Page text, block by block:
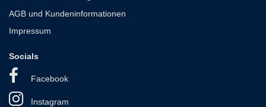
AGB und Kundeninformationen
Impressum
Socials
Facebook
Instagram